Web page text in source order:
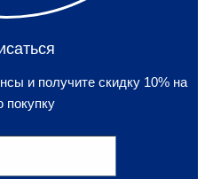
и получите скидку 10% на
покупку